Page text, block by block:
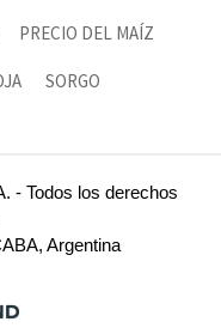
PRECIO DEL MAÍZ
SORGO
- Todos los derechos
Argentina